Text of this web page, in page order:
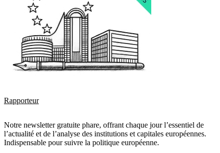
Rapporteur
Notre newsletter gratuite phare, offrant chaque jour l’essentiel de
l’actualité et de l’analyse des institutions et capitales européennes.
Indispensable pour suivre la politique européenne.